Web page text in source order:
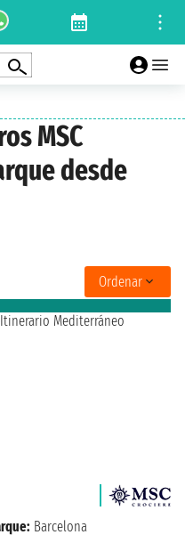
MSC
desde
Ordenar
Barcelona